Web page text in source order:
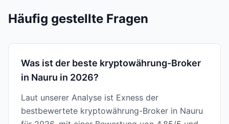
Häufig gestellte Fragen
Was ist der beste kryptowährung-Broker
in Nauru in 2026?
Laut unserer Analyse ist Exness der
bestbewertete kryptowährung-Broker in Nauru